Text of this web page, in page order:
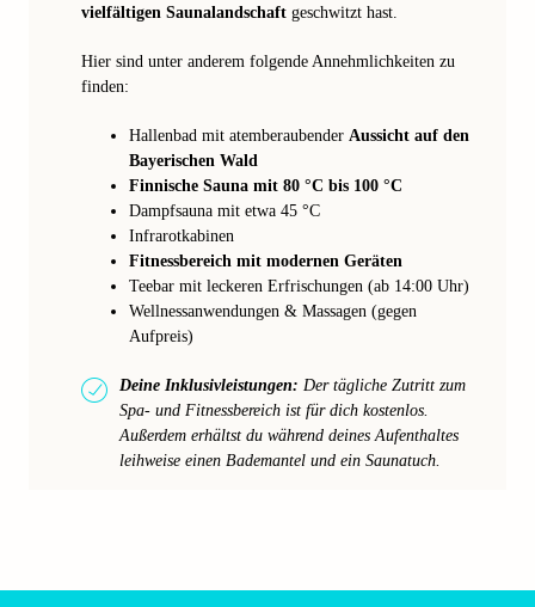
vielfältigen Saunalandschaft geschwitzt hast.
Hier sind unter anderem folgende Annehmlichkeiten zu
finden:
Hallenbad mit atemberaubender Aussicht auf den
Bayerischen Wald
Finnische Sauna mit 80 °C bis 100 °C
Dampfsauna mit etwa 45 °C
Infrarotkabinen
Fitnessbereich mit modernen Geräten
Teebar mit leckeren Erfrischungen (ab 14:00 Uhr)
Wellnessanwendungen & Massagen (gegen
Aufpreis)
Deine Inklusivleistungen: Der tägliche Zutritt zum
Spa- und Fitnessbereich ist für dich kostenlos.
Außerdem erhältst du während deines Aufenthaltes
leihweise einen Bademantel und ein Saunatuch.